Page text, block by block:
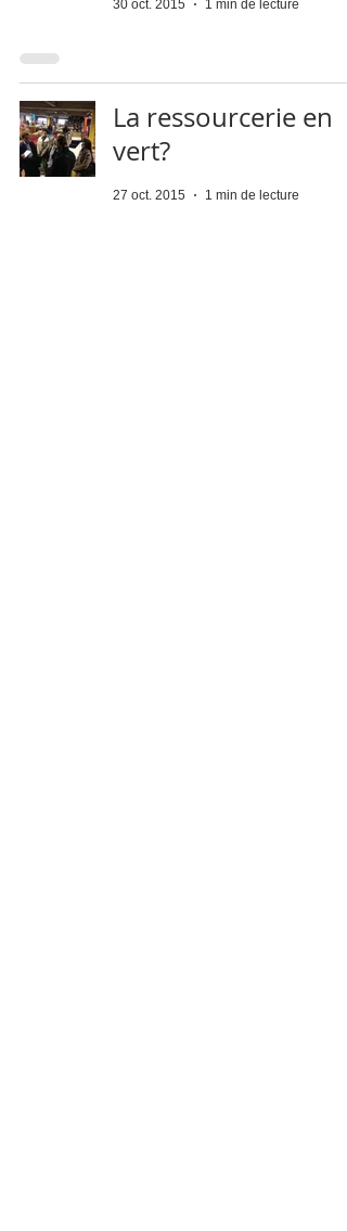
30 oct. 2015 1 min de lecture
La ressourcerie en
vert?
27 oct. 2015 1 min de lecture